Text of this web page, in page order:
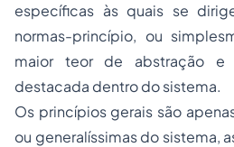
específicas às quais se
normas-princípio, ou
maior teor de abstração e
destacada dentro do sistema.
Os princípios gerais são
ou generalíssimas do sistema,